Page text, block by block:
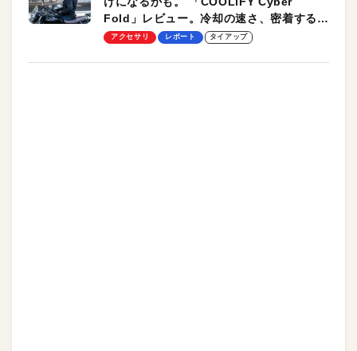
Fold」レビュー。冷却の速さ、密着する冷
却プレート、シンプルな操作性がグッド！
アクセサリ レポート タイアップ